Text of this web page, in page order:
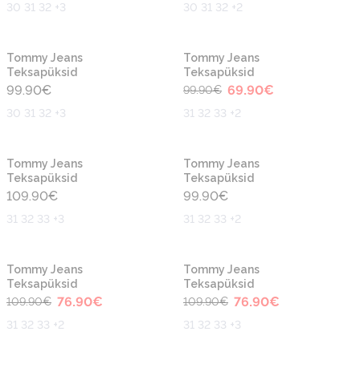
30 31 32 +3 30 31 32 +2
Tommy Jeans
Teksapüksid
99.90€
30 31 32 +3
Tommy Jeans
Teksapüksid
99.90€ 69.90€
31 32 33 +2
Tommy Jeans
Teksapüksid
109.90€
31 32 33 +3
Tommy Jeans
Teksapüksid
99.90€
31 32 33 +2
Tommy Jeans
Teksapüksid
109.90€ 76.90€
31 32 33 +2
Tommy Jeans
Teksapüksid
109.90€ 76.90€
31 32 33 +3